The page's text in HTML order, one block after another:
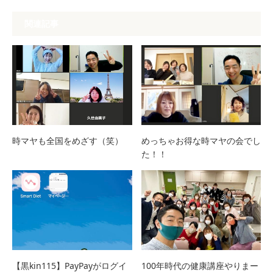
時マヤも全国をめざす（笑）
めっちゃお得な時マヤの会でし
た！！
【黒kin115】PayPayがログイ
100年時代の健康講座やりまー